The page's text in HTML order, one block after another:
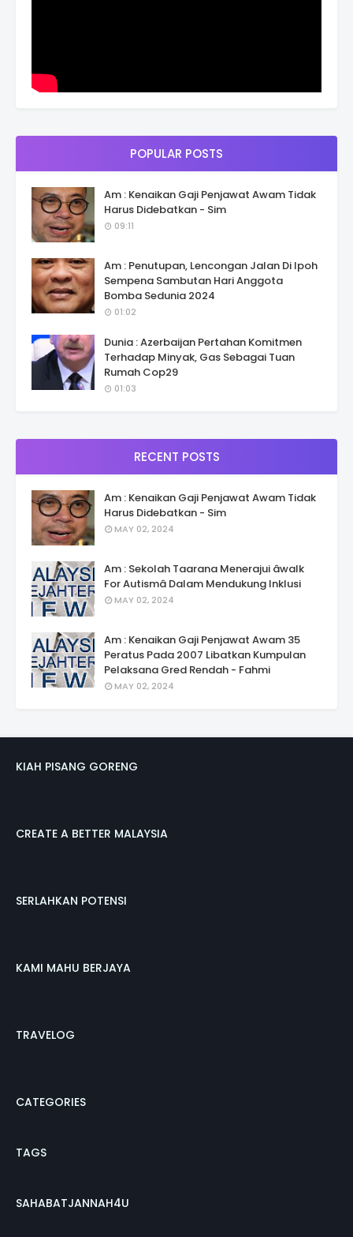
POPULAR POSTS
Am : Kenaikan Gaji Penjawat Awam Tidak
Harus Didebatkan - Sim
09:11
Am : Penutupan, Lencongan Jalan Di Ipoh
Sempena Sambutan Hari Anggota
Bomba Sedunia 2024
01:02
Dunia : Azerbaijan Pertahan Komitmen
Terhadap Minyak, Gas Sebagai Tuan
Rumah Cop29
01:03
RECENT POSTS
Am : Kenaikan Gaji Penjawat Awam Tidak
Harus Didebatkan - Sim
MAY 02, 2024
Am : Sekolah Taarana Menerajui âwalk
For Autismâ Dalam Mendukung Inklusi
MAY 02, 2024
Am : Kenaikan Gaji Penjawat Awam 35
Peratus Pada 2007 Libatkan Kumpulan
Pelaksana Gred Rendah - Fahmi
MAY 02, 2024
KIAH PISANG GORENG
CREATE A BETTER MALAYSIA
SERLAHKAN POTENSI
KAMI MAHU BERJAYA
TRAVELOG
CATEGORIES
TAGS
SAHABATJANNAH4U